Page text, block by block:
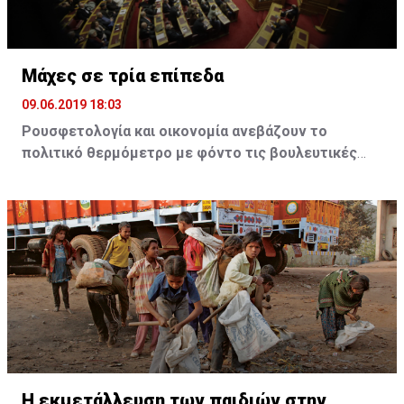
Μάχες σε τρία επίπεδα
09.06.2019 18:03
Ρουσφετολογία και οικονομία ανεβάζουν το
πολιτικό θερμόμετρο με φόντο τις βουλευτικές
Τσίπρας και Μητσοτάκης παίζουν τα ρέστα τους, σε
μια προσπάθεια να αυξήσουν την εκλογική τους
δύναμη. Στο ΚΙΝΑΛ η ρήξη Γεννηματά - Βενιζέλου
προκαλεί τριγμούς. Βαρουφάκης και Βελόπουλος
δίνουν μάχη για να μπουν στη βουλή
Η μεγάλη νίκη στις ευρωεκλογές για τη Νέα
Δημοκρατία έχει πλέον μεταφέρει τη συζήτηση
στον αν το κόμμα της αξιωματικής αντιπολίτευσης